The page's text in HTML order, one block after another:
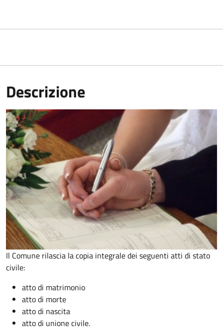
Descrizione
Il Comune rilascia la copia integrale dei seguenti atti di stato
civile:
atto di matrimonio
atto di morte
atto di nascita
atto di unione civile.